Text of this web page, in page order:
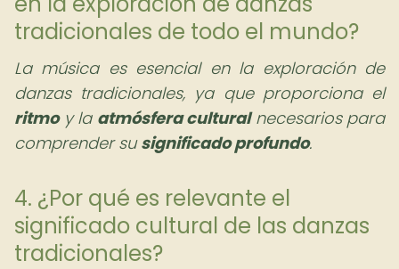
tradicionales de todo el mundo?
La música es esencial en la exploración de
danzas tradicionales, ya que proporciona el
ritmoy la atmósfera culturalnecesarios para
comprender susignificado profundo.
4. ¿Por qué es relevante el
significado cultural de las danzas
tradicionales?